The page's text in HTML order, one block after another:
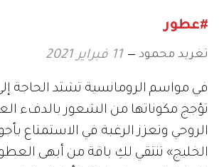
#عطور
تغريد محمود 11 فبراير 2021
في مواسم الرومانسية تشتد الحاجة
تؤجج مكوناتها من الشعور بالدفء
الروحي وتعزز الرغبة في الاستمتاع
الخليج» تنتقي لكِ باقة من أبهى